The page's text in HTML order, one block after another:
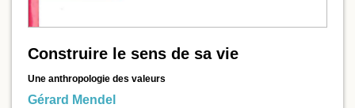
Construire le sens de sa vie
Une anthropologie des valeurs
Gérard Mendel